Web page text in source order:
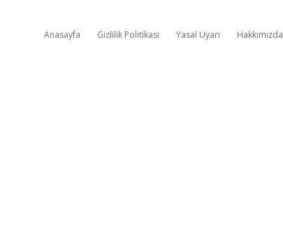
Anasayfa Gizlilik Politikası Yasal Uyarı Hakkımızda